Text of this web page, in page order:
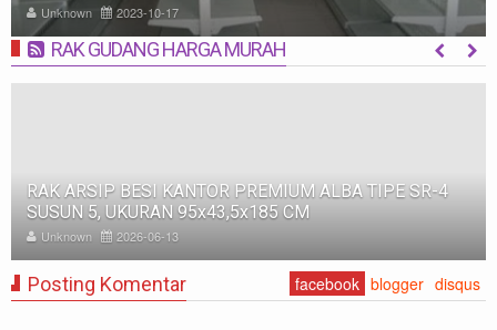
Unknown 2023-10-17
RAK GUDANG HARGA MURAH MORE
RAK ARSIP BESI KANTOR PREMIUM ALBA TIPE SR-4
SUSUN 5, UKURAN 95x43,5x185 CM
Unknown 2026-06-13
Posting Komentar facebook blogger disqus